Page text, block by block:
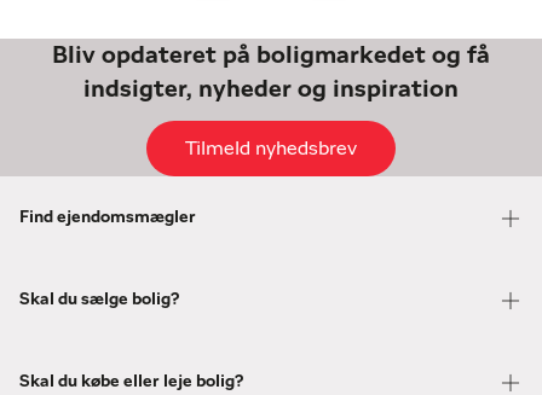
Bliv opdateret på boligmarkedet og få
indsigter, nyheder og inspiration
Tilmeld nyhedsbrev
Find ejendomsmægler
Skal du sælge bolig?
Skal du købe eller leje bolig?